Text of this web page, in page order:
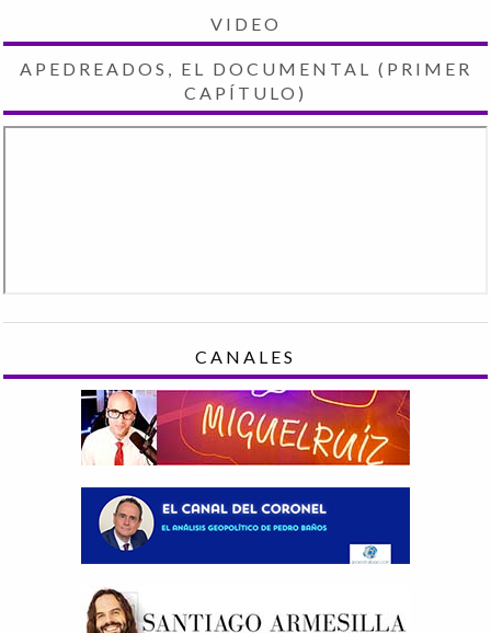
VIDEO
APEDREADOS, EL DOCUMENTAL (PRIMER
CAPÍTULO)
CANALES